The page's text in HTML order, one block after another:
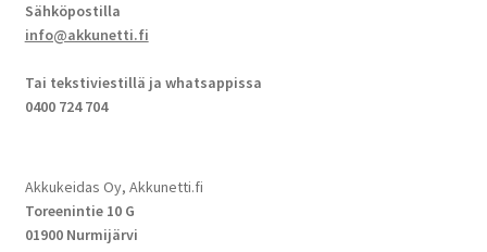
Sähköpostilla
info@akkunetti.fi
Tai tekstiviestillä ja whatsappissa
0400 724 704
Akkukeidas Oy, Akkunetti.fi
Toreenintie 10 G
01900 Nurmijärvi